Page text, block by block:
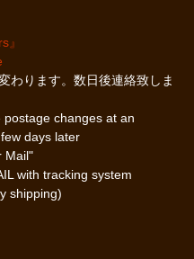
』
わります。数日後連絡致しま
changes at an
days later
Mail"
with tracking system
shipping)